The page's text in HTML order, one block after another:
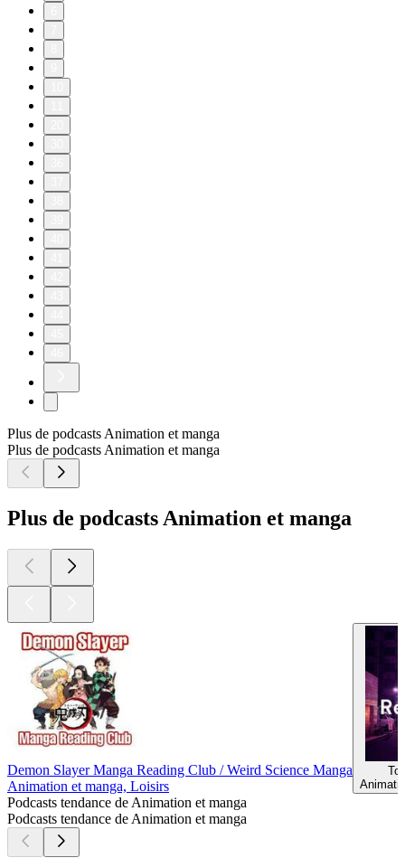
Plus de podcasts Animation et manga
Plus de podcasts Animation et manga
Plus de podcasts Animation et manga
Demon Slayer Manga Reading Club / Weird Science Manga
Animation et manga, Loisirs
Podcasts tendance de Animation et manga
Podcasts tendance de Animation et manga